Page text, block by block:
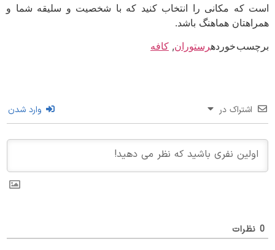
که مکانی را انتخاب کنید که با شخصیت و سلیقه شما و
هماهنگ باشد.
خوردهرستوران, کافه
اشتراک در وارد شدن